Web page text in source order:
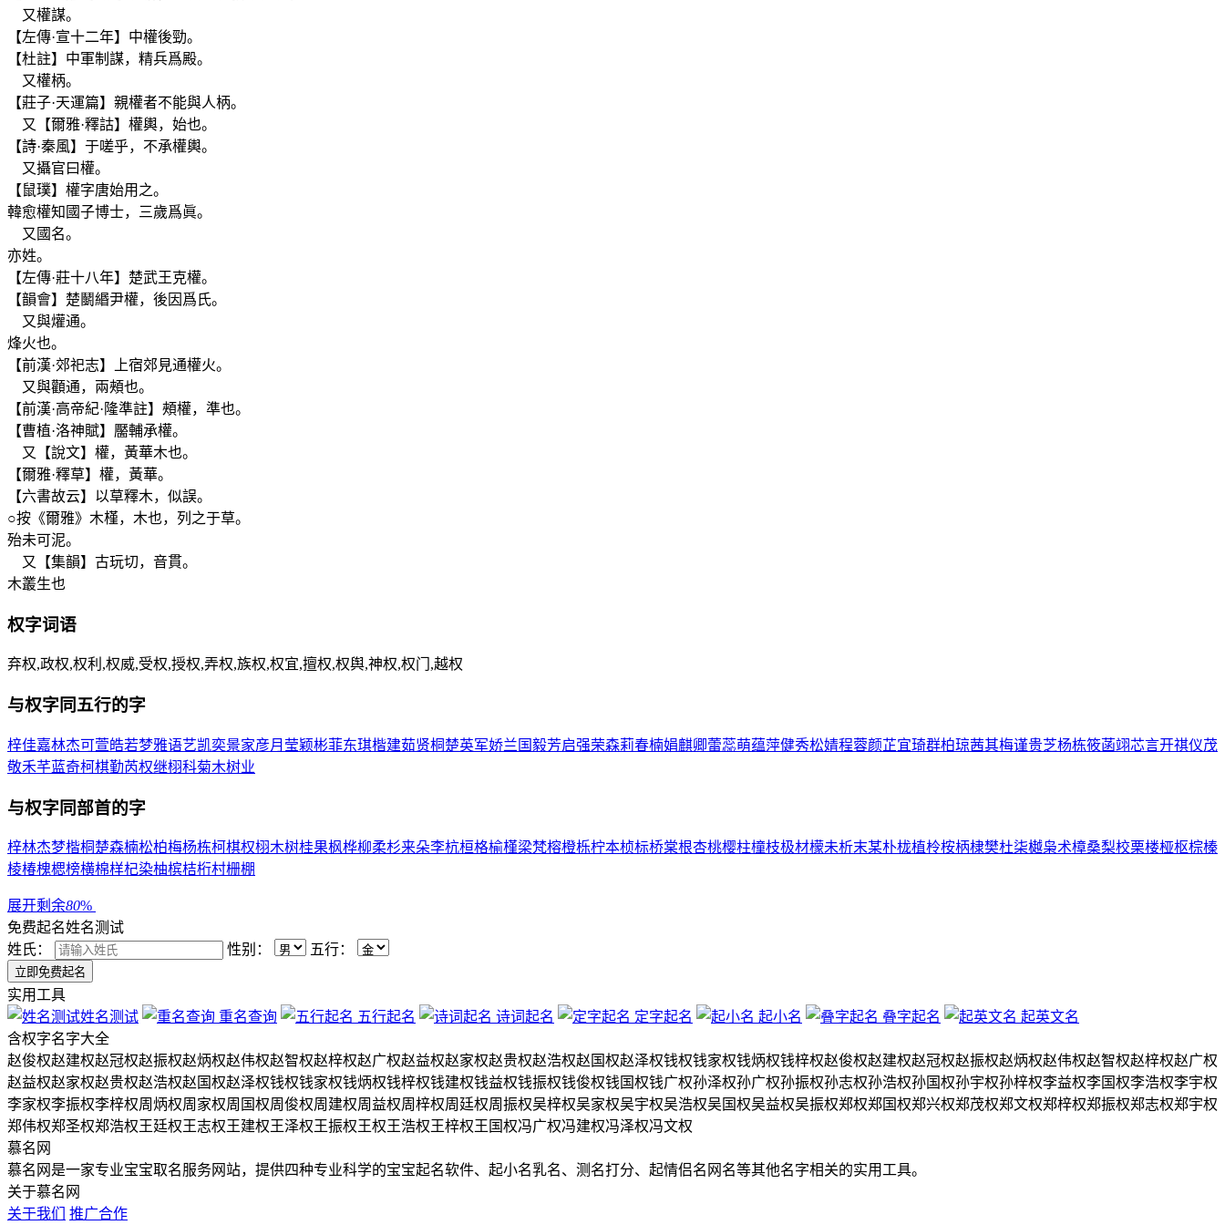
又權謀。
【左傳·宣十二年】中權後勁。
【杜註】中軍制謀，精兵爲殿。
又權柄。
【莊子·天運篇】親權者不能與人柄。
又【爾雅·釋詁】權輿，始也。
【詩·秦風】于嗟乎，不承權輿。
又攝官曰權。
【鼠璞】權字唐始用之。
韓愈權知國子博士，三歲爲眞。
又國名。
亦姓。
【左傳·莊十八年】楚武王克權。
【韻會】楚鬭緡尹權，後因爲氏。
又與爟通。
烽火也。
【前漢·郊祀志】上宿郊見通權火。
又與顴通，兩頰也。
【前漢·高帝紀·隆準註】頰權，準也。
【曹植·洛神賦】靨輔承權。
又【說文】權，黃華木也。
【爾雅·釋草】權，黃華。
【六書故云】以草釋木，似誤。
○按《爾雅》木槿，木也，列之于草。
殆未可泥。
又【集韻】古玩切，音貫。
木叢生也
权字词语
弃权,政权,权利,权威,受权,授权,弄权,族权,权宜,擅权,权舆,神权,权门,越权
与权字同五行的字
梓佳嘉林杰可萱皓若梦雅语艺凯奕景家彦月 莹颖彬菲东琪楷建茹贤桐 楚英军娇兰 国毅芳启强荣森莉春楠娟麒卿蕾蕊萌蕴萍健秀松婧程蓉颜芷宜琦群柏琼茜其梅谨贵芝杨栋筱菡翊芯言开祺仪茂
敬禾芊蓝奇柯棋勤芮权继栩科菊木树业
与权字同部首的字
梓林杰梦楷桐 楚森楠松柏梅杨栋柯棋权栩木树桂果枫桦柳柔杉来朵李杭桓格榆槿梁梵榕橙栎柠本桢标桥棠根杏桃樱柱橦枝极材檬未析末某朴栊植柃桉柄棣樊杜柒樾枭术樟桑梨校栗楼桠枢棕榛
棱椿槐楒榜横棉样杞染柚槟桔桁村栅棚
展开剩余80%
免费起名姓名测试
姓氏：
性别： 五行：
实用工具
姓名测试
重名查询 五行起名 诗词起名 定字起名 起小名 叠字起名
起英文名
含权字名字大全
赵俊权赵建权赵冠权赵振权赵炳权赵伟权赵智权赵梓权赵广权赵益权赵家权赵贵权赵浩权赵国权赵泽权钱权钱家权钱炳权钱梓权赵俊权赵建权赵冠权赵振权赵炳权赵伟权赵智权赵梓权赵广权
赵益权赵家权赵贵权赵浩权赵国权赵泽权钱权钱家权钱炳权钱梓权钱建权钱益权钱振权钱俊权钱国权钱广权孙泽权孙广权孙振权孙志权孙浩权孙国权孙宇权孙梓权李益权李国权李浩权李宇权
李家权李振权李梓权周炳权周家权周国权周俊权周建权周益权周梓权周廷权周振权吴梓权吴家权吴宇权吴浩权吴国权吴益权吴振权郑权郑国权郑兴权郑茂权郑文权郑梓权郑振权郑志权郑宇权
郑伟权郑圣权郑浩权王廷权王志权王建权王泽权王振权王权王浩权王梓权王国权冯广权冯建权冯泽权冯文权
慕名网
慕名网是一家专业宝宝取名服务网站，提供四种专业科学的宝宝起名软件、起小名乳名、测名打分、起情侣名网名等其他名字相关的实用工具。
关于慕名网
关于我们
推广合作